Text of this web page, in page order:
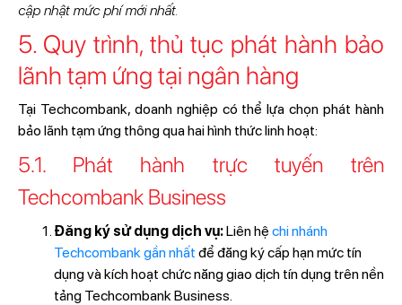
cập nhật mức phí mới nhất.
5. Quy trình, thủ tục phát hành bảo
lãnh tạm ứng tại ngân hàng
Tại Techcombank, doanh nghiệp có thể lựa chọn phát hành
bảo lãnh tạm ứng thông qua hai hình thức linh hoạt:
5.1. Phát hành trực tuyến trên
Techcombank Business
Đăng ký sử dụng dịch vụ:Liên hệ chi nhánh
Techcombank gần nhất để đăng ký cấp hạn mức tín
dụng và kích hoạt chức năng giao dịch tín dụng trên nền
tảng Techcombank Business.